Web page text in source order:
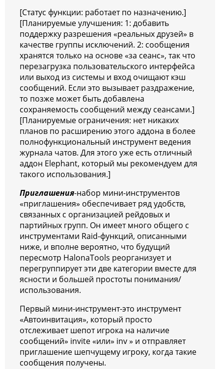
[Статус функции: работает по назначению.]
[Планируемые улучшения: 1: добавить
поддержку разрешения «реальных друзей» в
качестве группы исключений. 2: сообщения
хранятся только на основе «за сеанс», так что
перезагрузка пользовательского интерфейса
или выход из системы и вход очищают кэш
сообщений. Если это вызывает раздражение,
то позже может быть добавлена
сохраняемость сообщений между сеансами.]
[Планируемые ограничения: нет никаких
планов по расширению этого аддона в более
полнофункциональный инструмент ведения
журнала чатов. Для этого уже есть отличный
аддон Elephant, который мы рекомендуем для
такого использования.]
Приглашения-набор мини-инструментов
«приглашения» обеспечивает ряд удобств,
связанных с организацией рейдовых и
партийных групп. Он имеет много общего с
инструментами Raid-функций, описанными
ниже, и вполне вероятно, что будущий
пересмотр HalonaTools реорганизует и
перегруппирует эти две категории вместе для
ясности и большей простоты понимания/
использования.
Первый мини-инструмент-это инструмент
«Автоинвитация», который просто
отслеживает шепот игрока на наличие
сообщений» invite «или» inv » и отправляет
приглашение шепчущему игроку, когда такие
сообщения получены.